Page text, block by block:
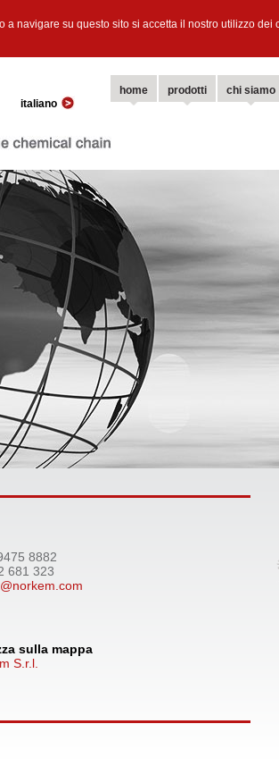
a navigare su questo sito si accetta il nostro utilizzo dei
home prodotti chi siamo
italiano
8882
681 323
sulla mappa
S.r.l.